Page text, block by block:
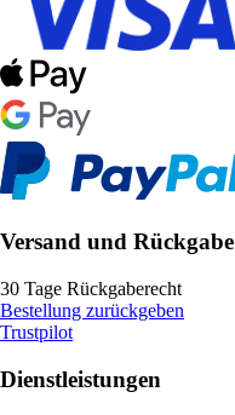
Versand und Rückgabe
30 Tage Rückgaberecht
Bestellung zurückgeben
Trustpilot
Dienstleistungen